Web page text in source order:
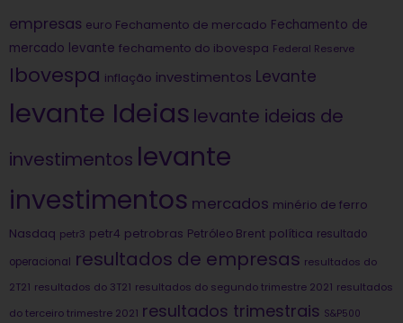
empresas euro Fechamento de mercado Fechamento de
mercado levante fechamento do ibovespa Federal Reserve
Ibovespa inflação investimentos Levante
levante Ideias levante ideias de
investimentos levante
investimentos mercados minério de ferro
Nasdaq petr3 petr4 petrobras Petróleo Brent política resultado
operacional resultados de empresas resultados do
2T21 resultados do 3T21 resultados do segundo trimestre 2021 resultados
do terceiro trimestre 2021 resultados trimestrais S&P500